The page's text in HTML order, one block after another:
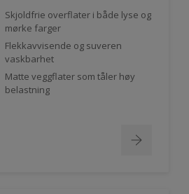
Skjoldfrie overflater i både lyse og
mørke farger
Flekkavvisende og suveren
vaskbarhet
Matte veggflater som tåler høy
belastning